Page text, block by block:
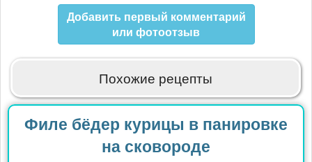
Добавить первый комментарий
или фотоотзыв
Похожие рецепты
Филе бёдер курицы в панировке
на сковороде